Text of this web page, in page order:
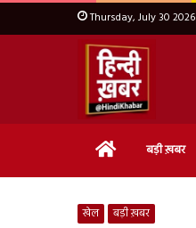
Thursday, July 30 2026
Home बड़ी ख़बर
खेल बड़ी ख़बर